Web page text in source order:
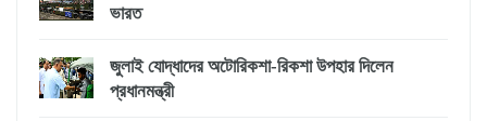
ভারত
জুলাই যোদ্ধাদের অটোরিকশা-রিকশা উপহার দিলেন
প্রধানমন্ত্রী